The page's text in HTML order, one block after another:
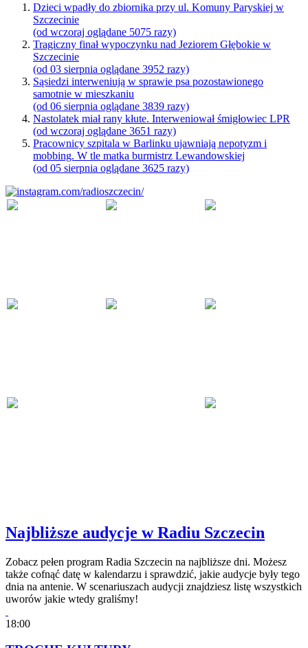
Dzieci wpadły do zbiornika przy ul. Komuny Paryskiej w
Szczecinie
(od wczoraj oglądane 5075 razy)
Tragiczny finał wypoczynku nad Jeziorem Głębokie w
Szczecinie
(od 03 sierpnia oglądane 3952 razy)
Sąsiedzi interweniują w sprawie psa pozostawionego
samotnie w mieszkaniu
(od 06 sierpnia oglądane 3839 razy)
Nastolatek miał rany kłute. Interweniował śmigłowiec LPR
(od wczoraj oglądane 3651 razy)
Pracownicy szpitala w Barlinku ujawniają nepotyzm i
mobbing. W tle matka burmistrz Lewandowskiej
(od 05 sierpnia oglądane 3625 razy)
Najbliższe audycje w Radiu Szczecin
Zobacz pełen program Radia Szczecin na najbliższe dni. Możesz
także cofnąć datę w kalendarzu i sprawdzić, jakie audycje były tego
dnia na antenie. W scenariuszach audycji znajdziesz listę wszystkich
uworów jakie wtedy graliśmy!
18:00